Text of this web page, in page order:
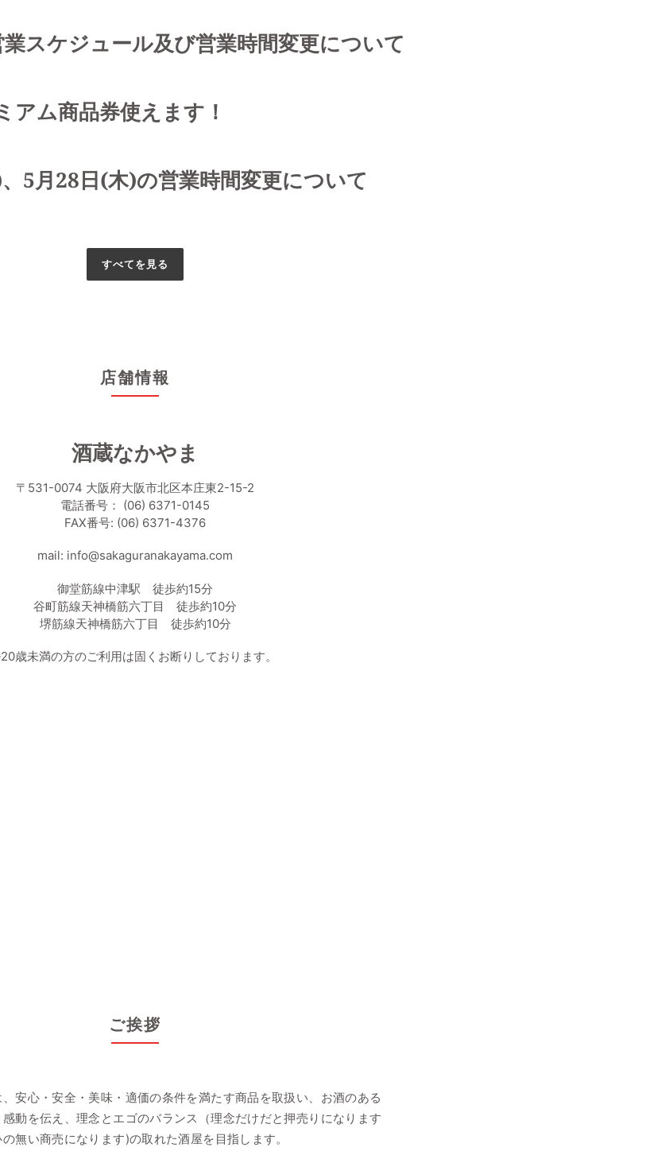
スケジュール及び営業時間変更について
アム商品券使えます！
5月28日(木)の営業時間変更について
すべてを見る
店舗情報
酒蔵なかやま
〒531-0074 大阪府大阪市北区本庄東2-15-2
電話番号： (06) 6371-0145
FAX番号: (06) 6371-4376
mail: info@sakaguranakayama.com
御堂筋線中津駅 徒歩約15分
谷町筋線天神橋筋六丁目 徒歩約10分
堺筋線天神橋筋六丁目 徒歩約10分
歳未満の方のご利用は固くお断りしております。
ご挨拶
安心・安全・美味・適価の条件を満たす商品を取扱い、お酒のある
動を伝え、理念とエゴのバランス（理念だけだと押売りになります
無い商売になります)の取れた酒屋を目指します。